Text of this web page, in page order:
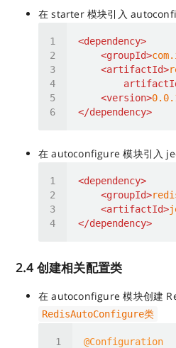
在 starter 模块引入
<dependency>
<groupId>
<artifactId>
<version>
</dependency>
在 autoconfigure 模块引入
<dependency>
<groupId>
<artifactId>
</dependency>
2.4 创建相关配置类
在 autoconfigure 模块创建
RedisAutoConfigure类
@Configuration